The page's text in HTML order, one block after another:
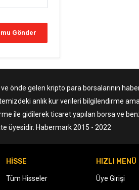
önde gelen kripto para borsalarının
anlık kur verileri bilgilendirme
ile gidilerek ticaret yapılan borsa ve
üyesidir. Habermark 2015 - 2022
HİSSE
Tüm Hisseler
HIZLI MENÜ
Üye Girişi